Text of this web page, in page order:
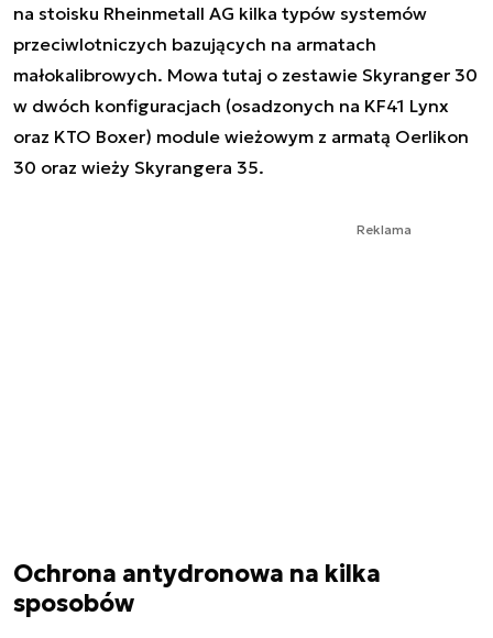
na stoisku Rheinmetall AG kilka typów systemów
przeciwlotniczych bazujących na armatach
małokalibrowych. Mowa tutaj o zestawie Skyranger 30
w dwóch konfiguracjach (osadzonych na KF41 Lynx
oraz KTO Boxer) module wieżowym z armatą Oerlikon
30 oraz wieży Skyrangera 35.
Reklama
Ochrona antydronowa na kilka
sposobów